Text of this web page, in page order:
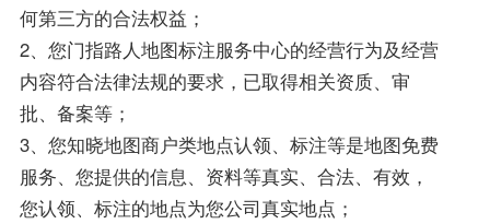
何第三方的合法权益；
2、您门指路人地图标注服务中心的经营行为及经营
内容符合法律法规的要求，已取得相关资质、审
批、备案等；
3、您知晓地图商户类地点认领、标注等是地图免费
服务、您提供的信息、资料等真实、合法、有效，
您认领、标注的地点为您公司真实地点；